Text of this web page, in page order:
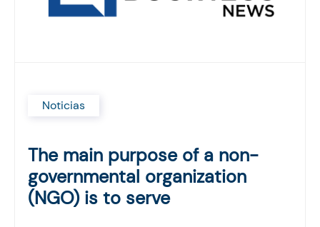
Noticias
The main purpose of a non-
governmental organization
(NGO) is to serve